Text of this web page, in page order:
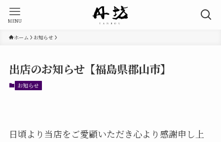
MENU
ホーム お知らせ
出店のお知らせ【福島県郡山市】
お知らせ
日頃より当店をご愛顧いただき心より感謝申し上